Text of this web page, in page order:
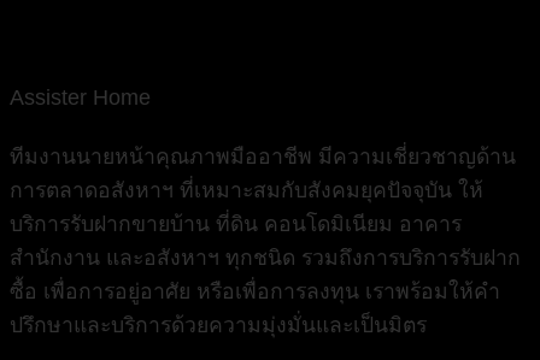
Assister Home
ทีมงานนายหน้าคุณภาพมืออาชีพ มีความเชี่ยวชาญด้าน
การตลาดอสังหาฯ ที่เหมาะสมกับสังคมยุคปัจจุบัน ให้
บริการรับฝากขายบ้าน ที่ดิน คอนโดมิเนียม อาคาร
สำนักงาน และอสังหาฯ ทุกชนิด รวมถึงการบริการรับฝาก
ซื้อ เพื่อการอยู่อาศัย หรือเพื่อการลงทุน เราพร้อมให้คำ
ปรึกษาและบริการด้วยความมุ่งมั่นและเป็นมิตร